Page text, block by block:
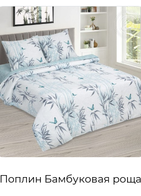
Поплин Бамбуковая роща